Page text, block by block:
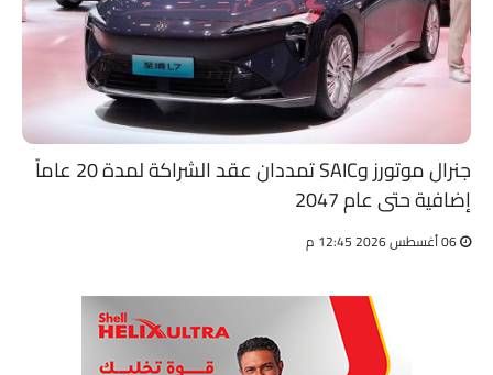
جنرال موتورز وSAIC تمددان عقد الشراكة لمدة 20 عاماً
إضافية حتى عام 2047